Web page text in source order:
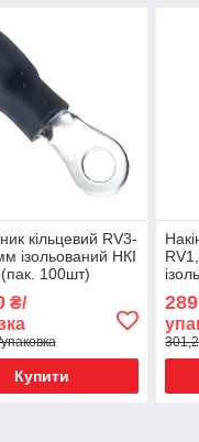
кільцевий RV3-
ізольований НКІ
100шт)
₴/
Купити